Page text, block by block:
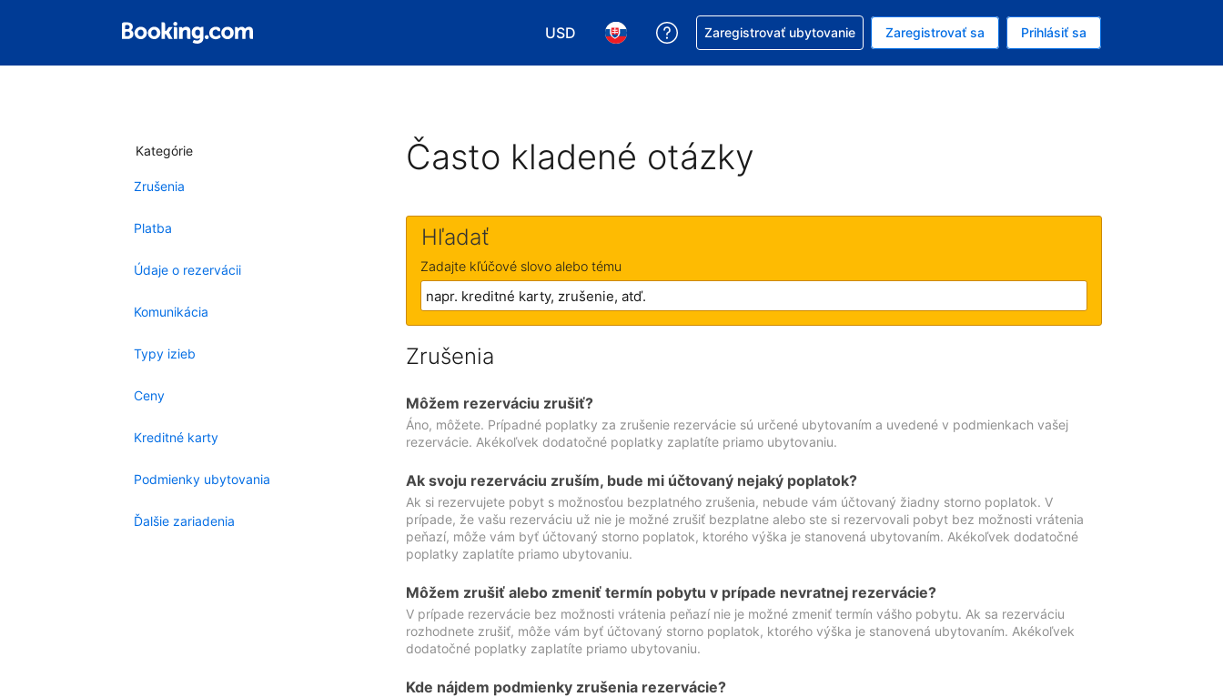
USD
Vybrať menu. Momentálne máte zvolenú menu Americký dolár
Vybrať jazyk. Momentálne máte zvolený jazyk V slovenčine
Získajte pomoc s rezerváciou
Zaregistrovať ubytovanie Zaregistrovať sa Prihlásiť sa
Kategórie
Zrušenia
Platba
Údaje o rezervácii
Komunikácia
Typy izieb
Ceny
Kreditné karty
Podmienky ubytovania
Ďalšie zariadenia
Často kladené otázky
Hľadať
Zadajte kľúčové slovo alebo tému
Zrušenia
Môžem rezerváciu zrušiť?
Áno, môžete. Prípadné poplatky za zrušenie rezervácie sú určené ubytovaním a uvedené v podmienkach vašej
rezervácie. Akékoľvek dodatočné poplatky zaplatíte priamo ubytovaniu.
Ak svoju rezerváciu zruším, bude mi účtovaný nejaký poplatok?
Ak si rezervujete pobyt s možnosťou bezplatného zrušenia, nebude vám účtovaný žiadny storno poplatok. V
prípade, že vašu rezerváciu už nie je možné zrušiť bezplatne alebo ste si rezervovali pobyt bez možnosti vrátenia
peňazí, môže vám byť účtovaný storno poplatok, ktorého výška je stanovená ubytovaním. Akékoľvek dodatočné
poplatky zaplatíte priamo ubytovaniu.
Môžem zrušiť alebo zmeniť termín pobytu v prípade nevratnej rezervácie?
V prípade rezervácie bez možnosti vrátenia peňazí nie je možné zmeniť termín vášho pobytu. Ak sa rezerváciu
rozhodnete zrušiť, môže vám byť účtovaný storno poplatok, ktorého výška je stanovená ubytovaním. Akékoľvek
dodatočné poplatky zaplatíte priamo ubytovaniu.
Kde nájdem podmienky zrušenia rezervácie?